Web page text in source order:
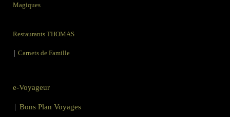
Magiques
Restaurants THOMAS
| Carnets de Famille
e-Voyageur
| Bons Plan Voyages